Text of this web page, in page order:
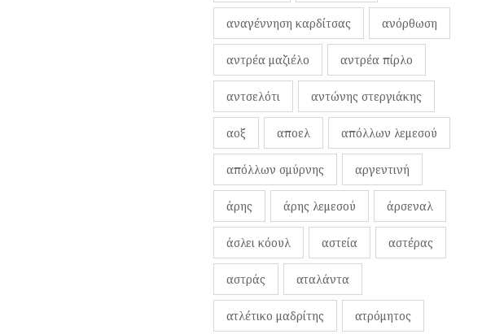
αναγέννηση καρδίτσας ανόρθωση
αντρέα μαζιέλο αντρέα πίρλο
αντσελότι αντώνης στεργιάκης
αοξ αποελ απόλλων λεμεσού
απόλλων σμύρνης αργεντινή
άρης άρης λεμεσού άρσεναλ
άσλει κόουλ αστεία αστέρας
αστράς αταλάντα
ατλέτικο μαδρίτης ατρόμητος